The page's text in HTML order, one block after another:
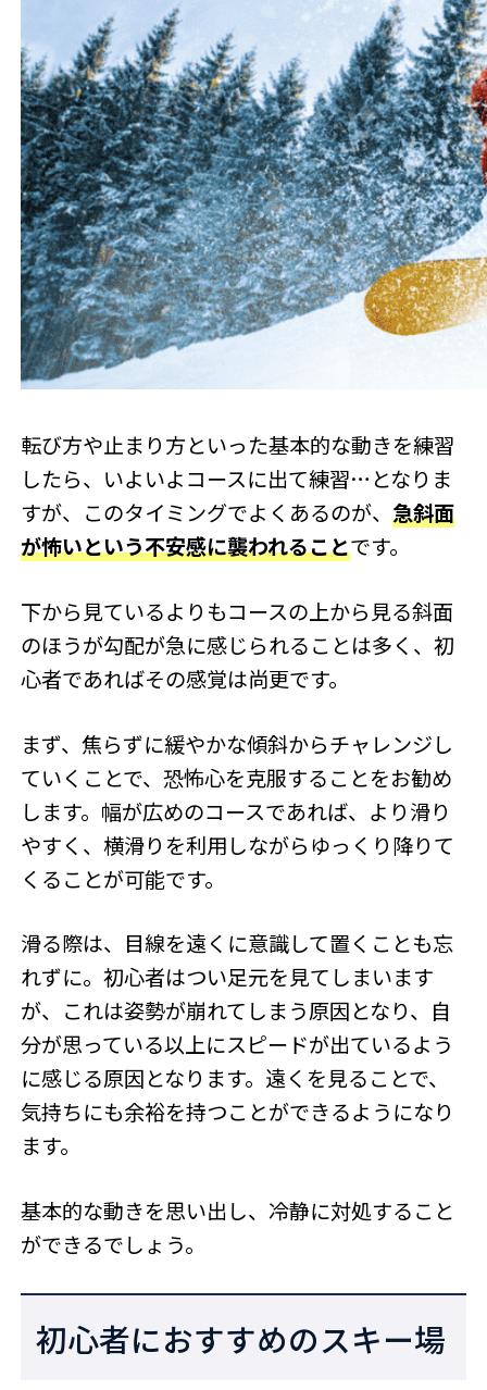
転び方や止まり方といった基本的な動きを練習
したら、いよいよコースに出て練習…となりま
すが、このタイミングでよくあるのが、急斜面
が怖いという不安感に襲われることです。
下から見ているよりもコースの上から見る斜面
のほうが勾配が急に感じられることは多く、初
心者であればその感覚は尚更です。
まず、焦らずに緩やかな傾斜からチャレンジし
ていくことで、恐怖心を克服することをお勧め
します。幅が広めのコースであれば、より滑り
やすく、横滑りを利用しながらゆっくり降りて
くることが可能です。
滑る際は、目線を遠くに意識して置くことも忘
れずに。初心者はつい足元を見てしまいます
が、これは姿勢が崩れてしまう原因となり、自
分が思っている以上にスピードが出ているよう
に感じる原因となります。遠くを見ることで、
気持ちにも余裕を持つことができるようになり
ます。
基本的な動きを思い出し、冷静に対処すること
ができるでしょう。
初心者におすすめのスキー場